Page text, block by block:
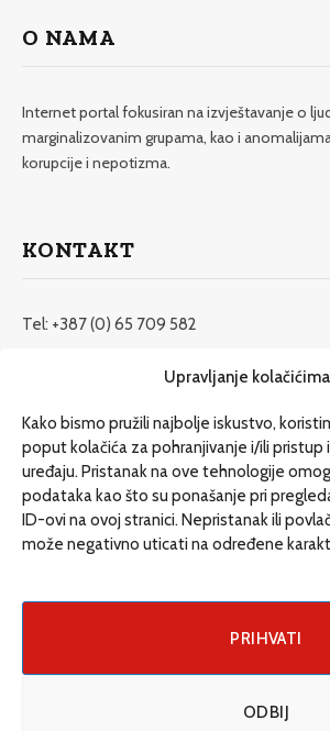
Upravljanje kolačićima
Kako bismo pružili najbolje iskustvo,
poput kolačića za pohranjivanje i/ili pristup
uređaju. Pristanak na ove tehnologije
podataka kao što su ponašanje pri
ID-ovi na ovoj stranici. Nepristanak ili
može negativno uticati na određene
PRIHVATI
ODBIJ
O NAMA
Internet portal fokusiran na izvještavanje o
marginalizovanim grupama, kao i
korupcije i nepotizma.
KONTAKT
Tel: +387 (0) 65 709 582
redakcija@etrafika.net
Dosije
Drugi pišu
Društvo